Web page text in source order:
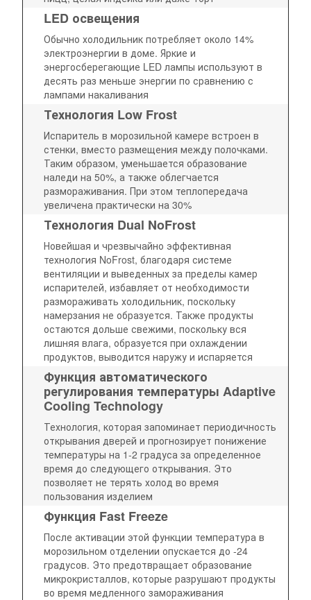
LED освещения
Обычно холодильник потребляет около 14%
электроэнергии в доме. Яркие и
энергосберегающие LED лампы используют в
десять раз меньше энергии по сравнению с
лампами накаливания
Технология Low Frost
Испаритель в морозильной камере встроен в
стенки, вместо размещения между полочками.
Таким образом, уменьшается образование
наледи на 50%, а также облегчается
размораживания. При этом теплопередача
увеличена практически на 30%
Технология Dual NoFrost
Новейшая и чрезвычайно эффективная
технология NoFrost, благодаря системе
вентиляции и выведенных за пределы камер
испарителей, избавляет от необходимости
размораживать холодильник, поскольку
намерзания не образуется. Также продукты
остаются дольше свежими, поскольку вся
лишняя влага, образуется при охлаждении
продуктов, выводится наружу и испаряется
Функция автоматического
регулирования температуры Adaptive
Cooling Technology
Технология, которая запоминает периодичность
открывания дверей и прогнозирует понижение
температуры на 1-2 градуса за определенное
время до следующего открывания. Это
позволяет не терять холод во время
пользования изделием
Функция Fast Freeze
После активации этой функции температура в
морозильном отделении опускается до -24
градусов. Это предотвращает образование
микрокристаллов, которые разрушают продукты
во время медленного замораживания